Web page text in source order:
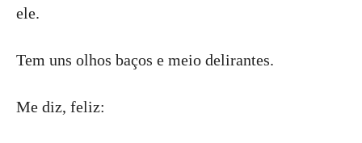
ele.
Tem uns olhos baços e meio delirantes.
Me diz, feliz: